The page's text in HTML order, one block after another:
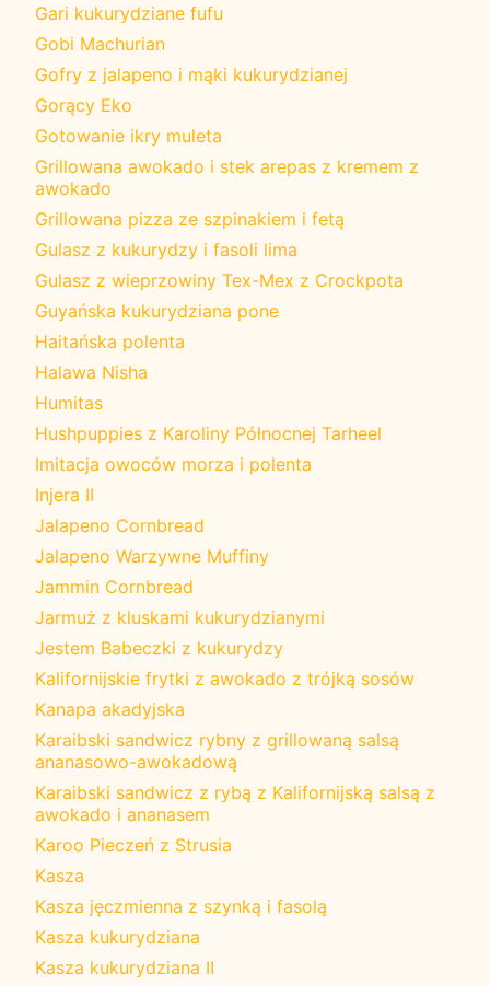
Gari kukurydziane fufu
Gobi Machurian
Gofry z jalapeno i mąki kukurydzianej
Gorący Eko
Gotowanie ikry muleta
Grillowana awokado i stek arepas z kremem z
awokado
Grillowana pizza ze szpinakiem i fetą
Gulasz z kukurydzy i fasoli lima
Gulasz z wieprzowiny Tex-Mex z Crockpota
Guyańska kukurydziana pone
Haitańska polenta
Halawa Nisha
Humitas
Hushpuppies z Karoliny Północnej Tarheel
Imitacja owoców morza i polenta
Injera II
Jalapeno Cornbread
Jalapeno Warzywne Muffiny
Jammin Cornbread
Jarmuż z kluskami kukurydzianymi
Jestem Babeczki z kukurydzy
Kalifornijskie frytki z awokado z trójką sosów
Kanapa akadyjska
Karaibski sandwicz rybny z grillowaną salsą
ananasowo-awokadową
Karaibski sandwicz z rybą z Kalifornijską salsą z
awokado i ananasem
Karoo Pieczeń z Strusia
Kasza
Kasza jęczmienna z szynką i fasolą
Kasza kukurydziana
Kasza kukurydziana II